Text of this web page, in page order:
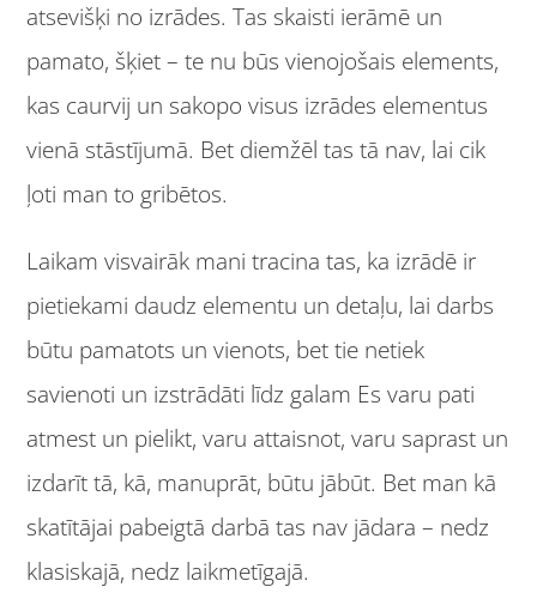
atsevišķi no izrādes. Tas skaisti ierāmē un
pamato, šķiet – te nu būs vienojošais elements,
kas caurvij un sakopo visus izrādes elementus
vienā stāstījumā. Bet diemžēl tas tā nav, lai cik
ļoti man to gribētos.
Laikam visvairāk mani tracina tas, ka izrādē ir
pietiekami daudz elementu un detaļu, lai darbs
būtu pamatots un vienots, bet tie netiek
savienoti un izstrādāti līdz galam Es varu pati
atmest un pielikt, varu attaisnot, varu saprast un
izdarīt tā, kā, manuprāt, būtu jābūt. Bet man kā
skatītājai pabeigtā darbā tas nav jādara – nedz
klasiskajā, nedz laikmetīgajā.